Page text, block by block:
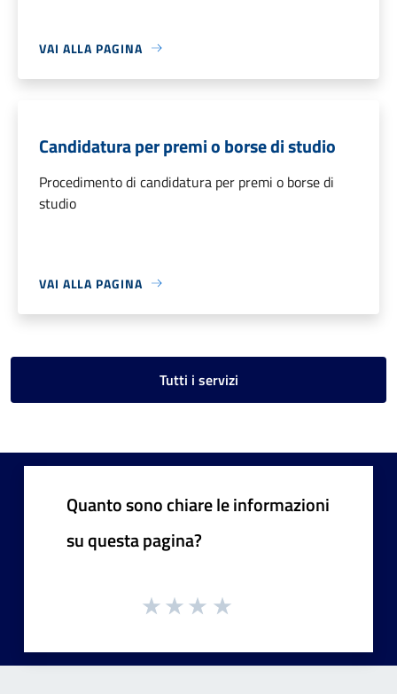
VAI ALLA PAGINA
Candidatura per premi o borse di studio
Procedimento di candidatura per premi o borse di
studio
VAI ALLA PAGINA
Tutti i servizi
Quanto sono chiare le informazioni
su questa pagina?